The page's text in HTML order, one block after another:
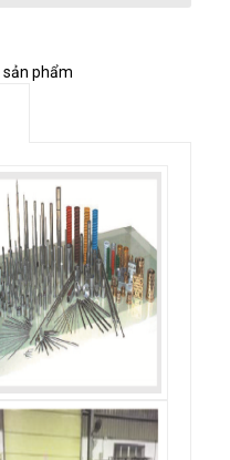
sản phẩm